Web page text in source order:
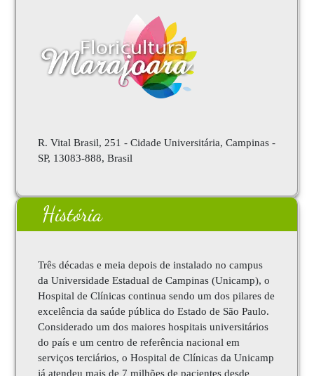
R. Vital Brasil, 251 - Cidade Universitária, Campinas -
SP, 13083-888, Brasil
História
Três décadas e meia depois de instalado no campus
da Universidade Estadual de Campinas (Unicamp), o
Hospital de Clínicas continua sendo um dos pilares de
excelência da saúde pública do Estado de São Paulo.
Considerado um dos maiores hospitais universitários
do país e um centro de referência nacional em
serviços terciários, o Hospital de Clínicas da Unicamp
já atendeu mais de 7 milhões de pacientes desde